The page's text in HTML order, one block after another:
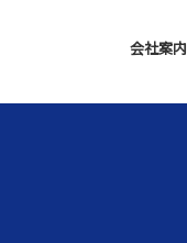
会社案内